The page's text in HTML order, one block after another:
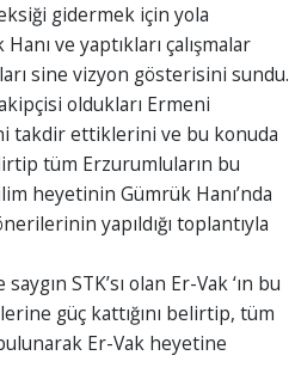
gidermek için yola
ve yaptıkları çalışmalar
sine vizyon gösterisini sundu.
oldukları Ermeni
takdir ettiklerini ve bu konuda
tüm Erzurumluların bu
heyetinin Gümrük Hanı’nda
yapıldığı toplantıyla
STK’sı olan Er-Vak ‘ın bu
güç kattığını belirtip, tüm
Er-Vak heyetine